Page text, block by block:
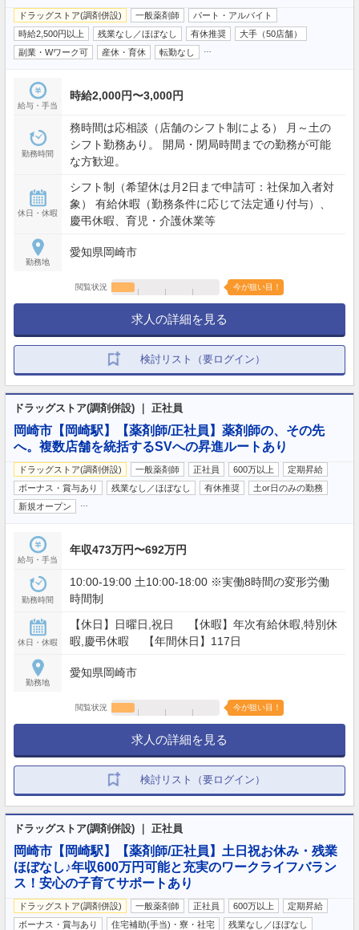
ドラッグストア(調剤併設) 一般薬剤師
パート・アルバイト
時給2,500円以上
残業なし／ほぼなし 有休推奨
大手（50店舗）
副業・Wワーク可
産休・育休 転勤なし
給与・手当
時給2,000円〜3,000円
勤務時間
務時間は応相談（店舗のシフト制による） 月～土の
シフト勤務あり。 開局・閉局時間までの勤務が可能
な方歓迎。
休日・休暇
シフト制（希望休は月2日まで申請可：社保加入者対
象） 有給休暇（勤務条件に応じて法定通り付与）、
慶弔休暇、育児・介護休業等
勤務地
愛知県岡崎市
閲覧状況 今が狙い目！
求人の詳細を見る
検討リスト（要ログイン）
ドラッグストア(調剤併設) ｜ 正社員
岡崎市【岡崎駅】【薬剤師/正社員】薬剤師の、その先
へ。複数店舗を統括するSVへの昇進ルートあり
ドラッグストア(調剤併設) 一般薬剤師 正社員 600万以上
定期昇給
ボーナス・賞与あり
残業なし／ほぼなし 有休推奨
土or日のみの勤務
新規オープン
給与・手当
年収473万円〜692万円
勤務時間
10:00-19:00 土10:00-18:00 ※実働8時間の変形労働
時間制
休日・休暇
【休日】日曜日,祝日 【休暇】年次有給休暇,特別休
暇,慶弔休暇 【年間休日】117日
勤務地
愛知県岡崎市
閲覧状況 今が狙い目！
求人の詳細を見る
検討リスト（要ログイン）
ドラッグストア(調剤併設) ｜ 正社員
岡崎市【岡崎駅】【薬剤師/正社員】土日祝お休み・残業
ほぼなし♪年収600万円可能と充実のワークライフバラン
ス！安心の子育てサポートあり
ドラッグストア(調剤併設) 一般薬剤師 正社員 600万以上
定期昇給
ボーナス・賞与あり
住宅補助(手当)・寮・社宅 残業なし／ほぼなし